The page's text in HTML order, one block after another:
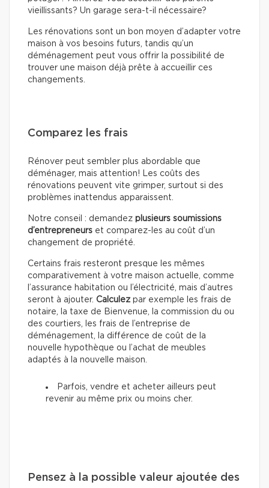
vieillissants? Un garage sera-t-il nécessaire?
Les rénovations sont un bon moyen d’adapter votre
maison à vos besoins futurs, tandis qu’un
déménagement peut vous offrir la possibilité de
trouver une maison déjà prête à accueillir ces
changements.
Comparez les frais
Rénover peut sembler plus abordable que
déménager, mais attention! Les coûts des
rénovations peuvent vite grimper, surtout si des
problèmes inattendus apparaissent.
Notre conseil : demandez plusieurs soumissions
d’entrepreneurs et comparez-les au coût d’un
changement de propriété.
Certains frais resteront presque les mêmes
comparativement à votre maison actuelle, comme
l’assurance habitation ou l’électricité, mais d’autres
seront à ajouter. Calculez par exemple les frais de
notaire, la taxe de Bienvenue, la commission du ou
des courtiers, les frais de l’entreprise de
déménagement, la différence de coût de la
nouvelle hypothèque ou l’achat de meubles
adaptés à la nouvelle maison.
Parfois, vendre et acheter ailleurs peut
revenir au même prix ou moins cher.
Pensez à la possible valeur ajoutée des